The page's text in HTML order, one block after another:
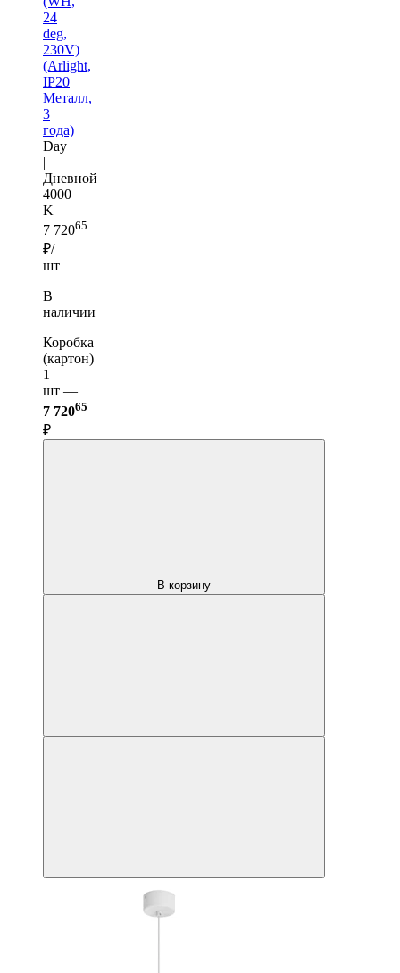
24
deg,
230V)
(Arlight,
IP20
Металл,
3
года)
Day
|
Дневной
4000
K
7 72065
₽/
шт
В
наличии
Коробка
(картон)
1
шт —
7 72065
₽
В корзину